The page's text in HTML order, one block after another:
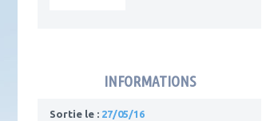
INFORMATIONS
Sortie le : 27/05/16